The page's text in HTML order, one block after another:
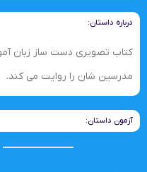
درباره داستان:
کتاب تصویری دست ساز زبان
مدرسین شان را روایت می کند.
آزمون داستان: